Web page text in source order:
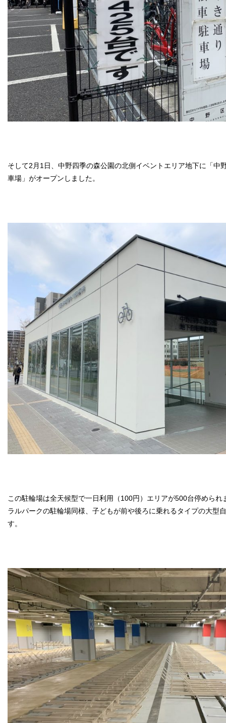
そして2月1日、中野四季の森公園の北側イベントエリア地下に「中
車場」がオープンしました。
この駐輪場は全天候型で一日利用（100円）エリアが500台停められ
ラルパークの駐輪場同様、子どもが前や後ろに乗れるタイプの大型
す。